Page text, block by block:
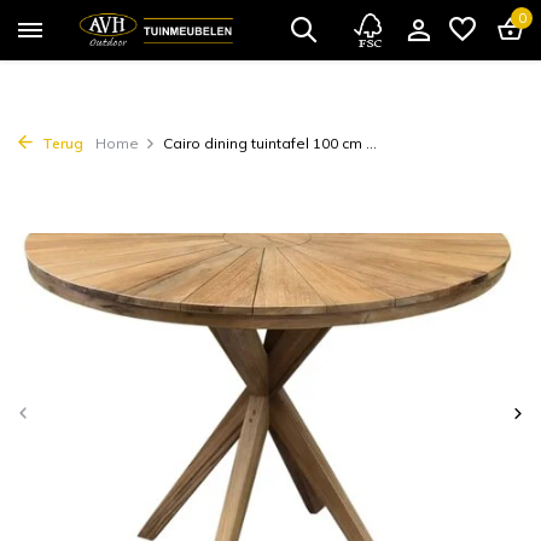
0
Terug Home Cairo dining tuintafel 100 cm ...